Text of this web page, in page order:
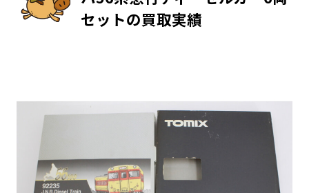
セットの買取実績